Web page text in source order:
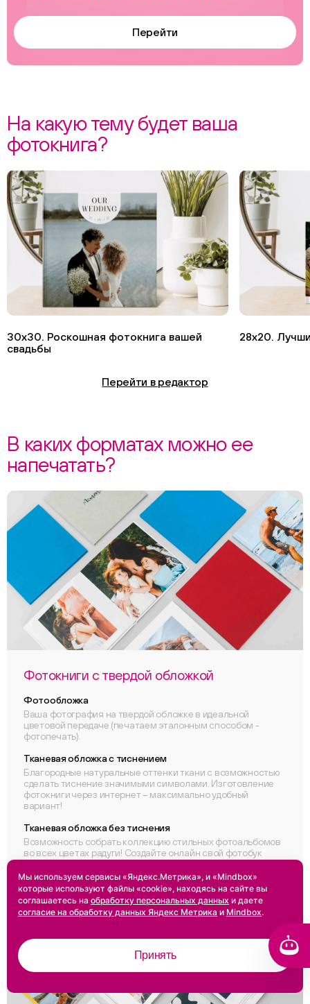
Перейти
На какую тему будет ваша
фотокнига?
30х30. Роскошная фотокнига вашей
свадьбы
28х20.
Перейти в редактор
В каких форматах можно ее
напечатать?
Фотокниги с твердой обложкой
Фотообложка
Ваша фотография на твердой обложке в идеальной
цветовой передаче (печатаем эталонным способом -
фотопечать).
Тканевая обложка с тиснением
Благородные натуральные оттенки ткани с возможностью
сделать тиснение значимыми символами. Изготовление
фотокниги через интернет – максимально удобный
вариант!
Тканевая обложка без тиснения
Возможность собрать коллекцию стильных фотоальбомов
во всех цветах радуги! Создайте онлайн свой фотобук
Мы используем сервисы «Яндекс.Метрика», и «Mindbox»
которые используют файлы «cookie», находясь на сайте вы
соглашаетесь на обработку персональных данных и даете
согласие на обработку данных Яндекс Метрика и Mindbox.
Принять